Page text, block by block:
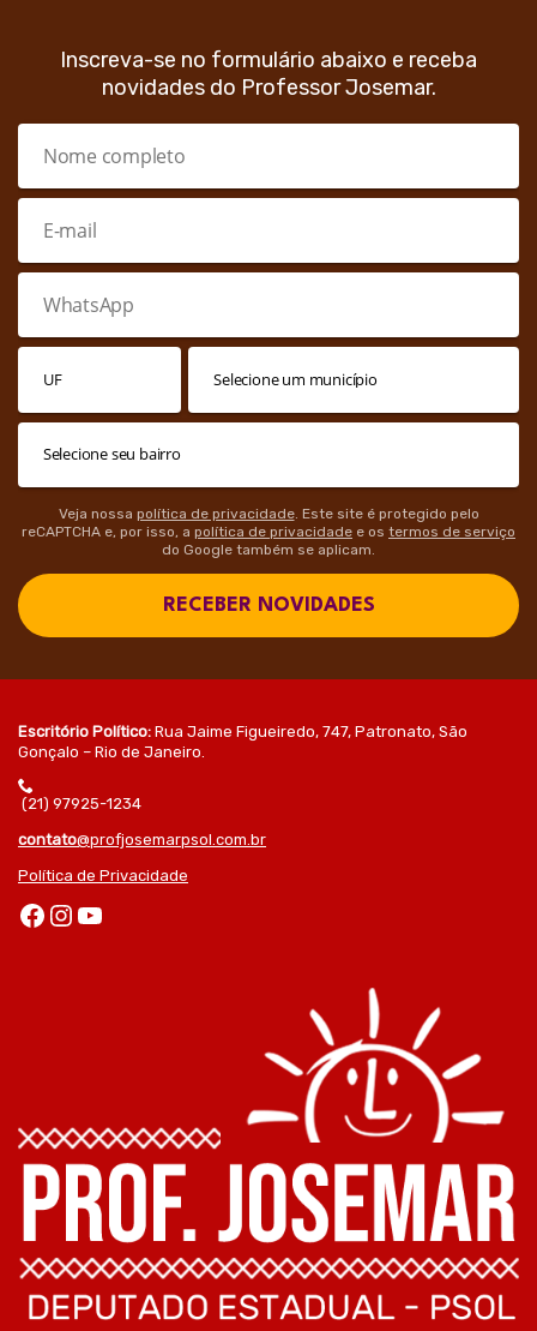
Inscreva-se no formulário abaixo e receba
novidades do Professor Josemar.
Veja nossa política de privacidade. Este site é protegido pelo
reCAPTCHA e, por isso, a política de privacidade e os termos de serviço
do Google também se aplicam.
RECEBER NOVIDADES
Escritório Político: Rua Jaime Figueiredo, 747, Patronato, São
Gonçalo – Rio de Janeiro.
(21) 97925-1234
contato@profjosemarpsol.com.br
Política de Privacidade
Facebook Instagram Youtube